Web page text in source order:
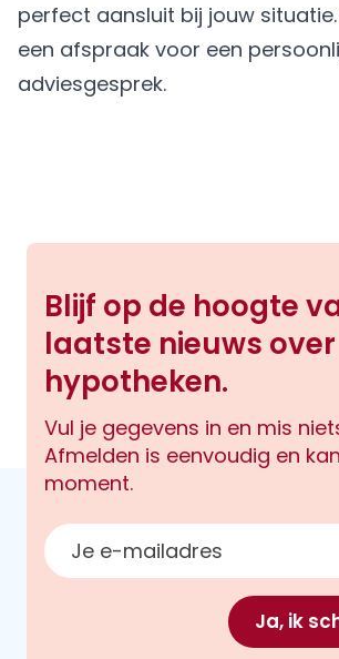
perfect aansluit bij jouw situatie.
een afspraak voor een
adviesgesprek.
Blijf op de hoogte
laatste nieuws over
hypotheken.
Vul je gegevens in en mis
Afmelden is eenvoudig en
moment.
E-mailadres
Ja, ik